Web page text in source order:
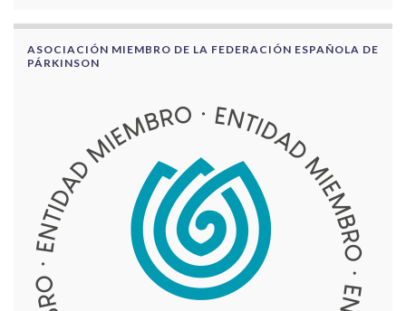
ASOCIACIÓN MIEMBRO DE LA FEDERACIÓN ESPAÑOLA DE
PÁRKINSON